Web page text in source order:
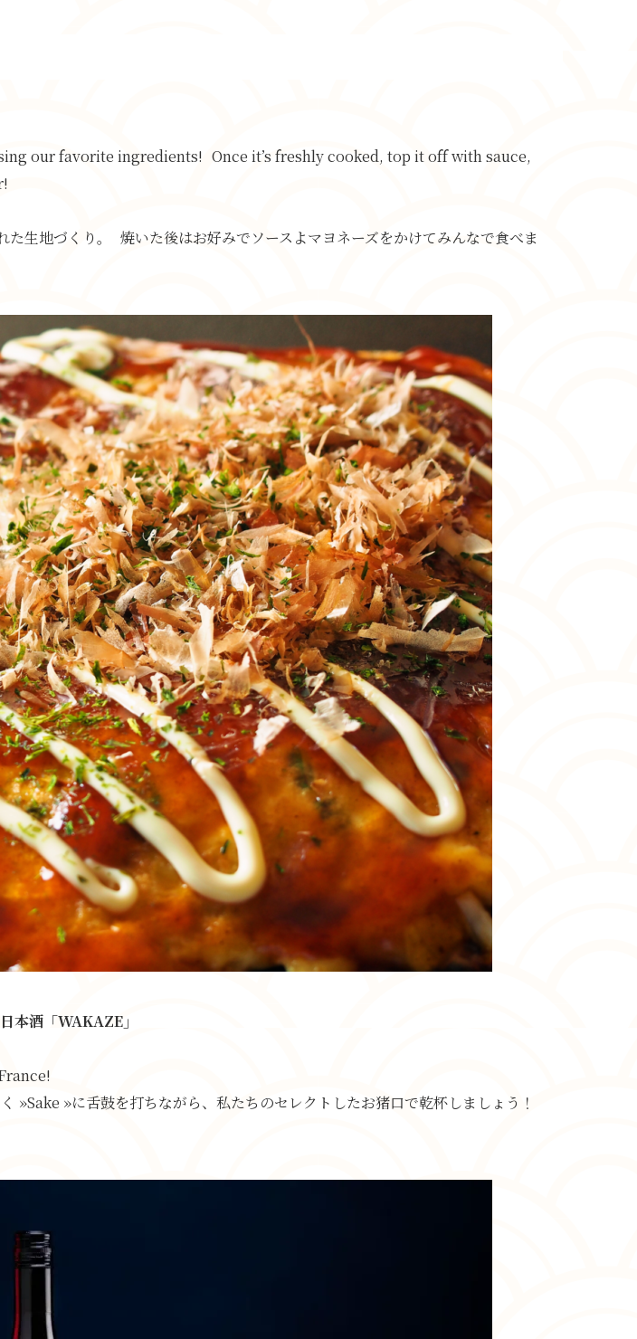
our favorite ingredients! Once it’s freshly cooked, top it off with sauce,
生地づくり。 焼いた後はお好みでソースよマヨネーズをかけてみんなで食べま
酒「WAKAZE」
»Sake »に舌鼓を打ちながら、私たちのセレクトしたお猪口で乾杯しましょう！